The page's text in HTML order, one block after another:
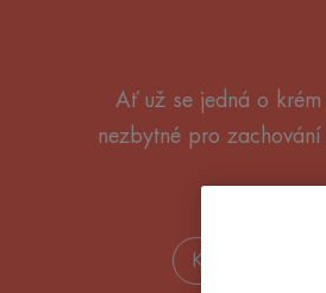
Ať už se jedná o
nezbytné pro
Krémy proti